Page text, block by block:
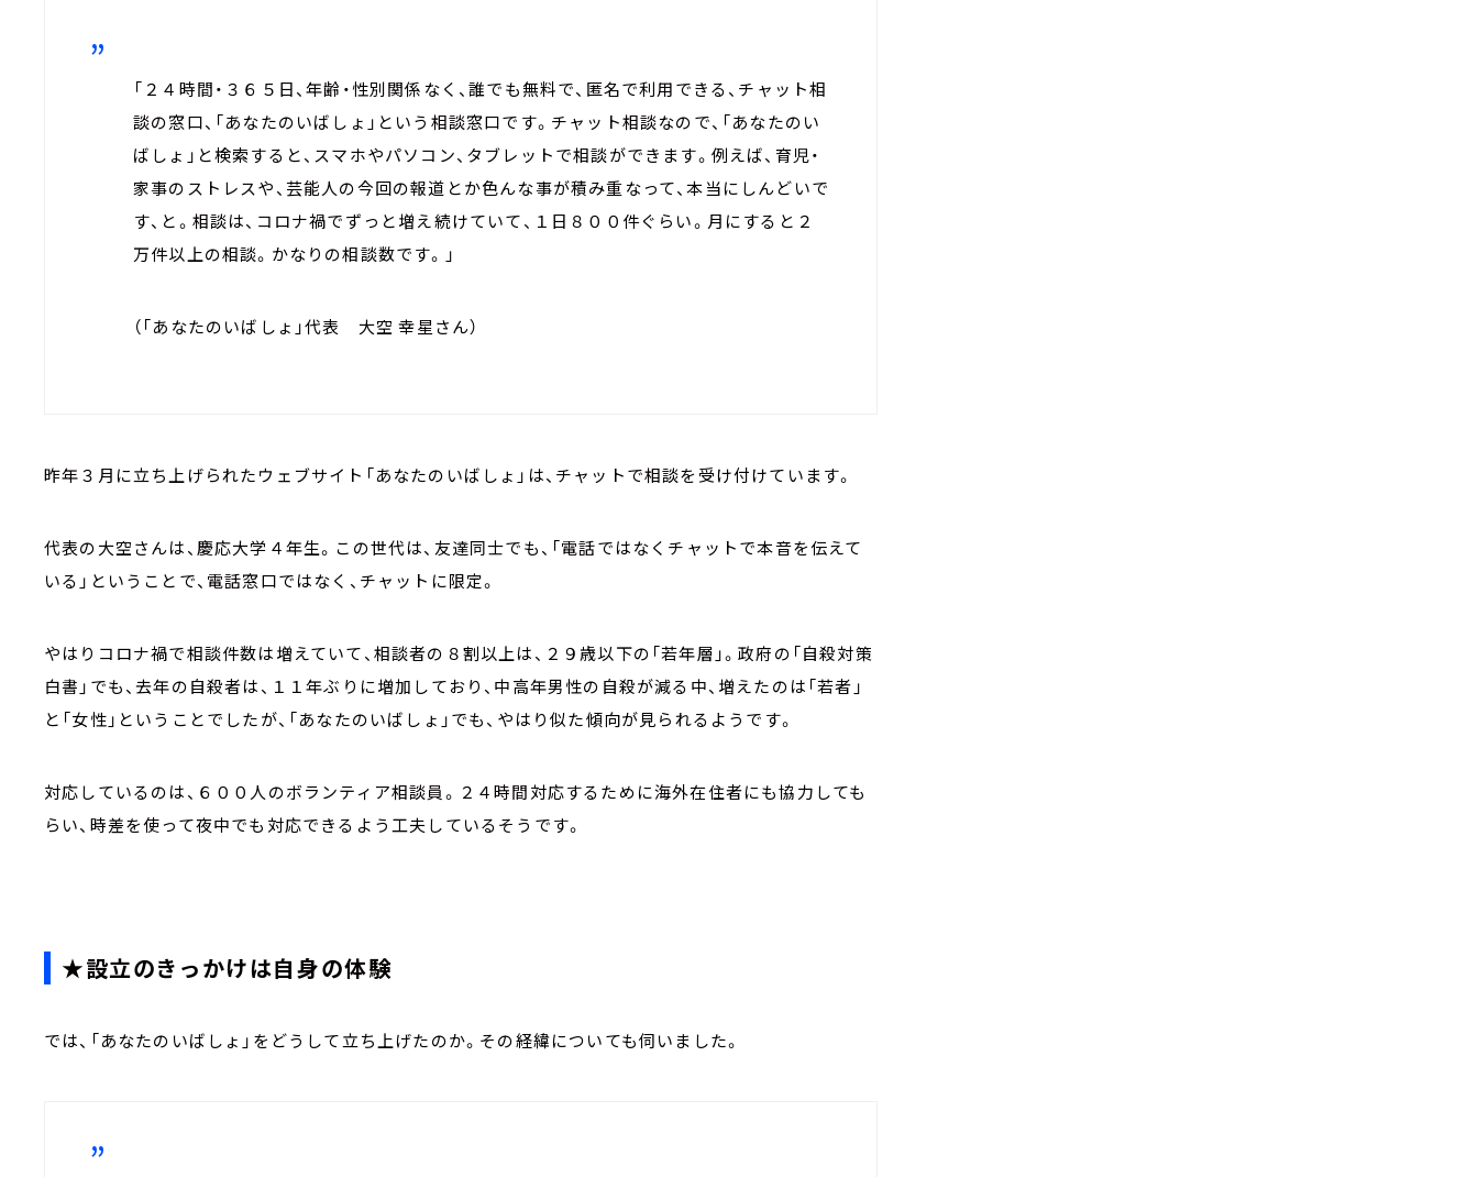
「２４時間・３６５日、年齢・性別関係なく、誰でも無料で、匿名で利用できる、チャット相
談の窓口、「あなたのいばしょ」という相談窓口です。チャット相談なので、「あなたのい
ばしょ」と検索すると、スマホやパソコン、タブレットで相談ができます。例えば、育児・
家事のストレスや、芸能人の今回の報道とか色んな事が積み重なって、本当にしんどいで
す、と。相談は、コロナ禍でずっと増え続けていて、１日８００件ぐらい。月にすると２
万件以上の相談。かなりの相談数です。」
（「あなたのいばしょ」代表 大空 幸星さん）
昨年３月に立ち上げられたウェブサイト「あなたのいばしょ」は、チャットで相談を受け付けています。
代表の大空さんは、慶応大学４年生。この世代は、友達同士でも、「電話ではなくチャットで本音を伝えて
いる」ということで、電話窓口ではなく、チャットに限定。
やはりコロナ禍で相談件数は増えていて、相談者の８割以上は、２９歳以下の「若年層」。政府の「自殺対策
白書」でも、去年の自殺者は、１１年ぶりに増加しており、中高年男性の自殺が減る中、増えたのは「若者」
と「女性」ということでしたが、「あなたのいばしょ」でも、やはり似た傾向が見られるようです。
対応しているのは、６００人のボランティア相談員。２４時間対応するために海外在住者にも協力しても
らい、時差を使って夜中でも対応できるよう工夫しているそうです。
★設立のきっかけは自身の体験
では、「あなたのいばしょ」をどうして立ち上げたのか。その経緯についても伺いました。